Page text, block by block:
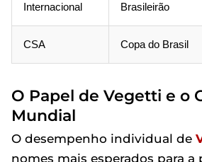
Internacional Brasileirão
CSA Copa do Brasil
O Papel de Vegetti e o
Mundial
O desempenho individual de
nomes mais esperados para a